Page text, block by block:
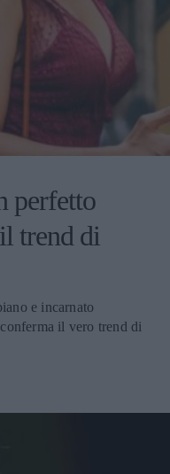
perfetto
trend di
e incarnato
il vero trend di